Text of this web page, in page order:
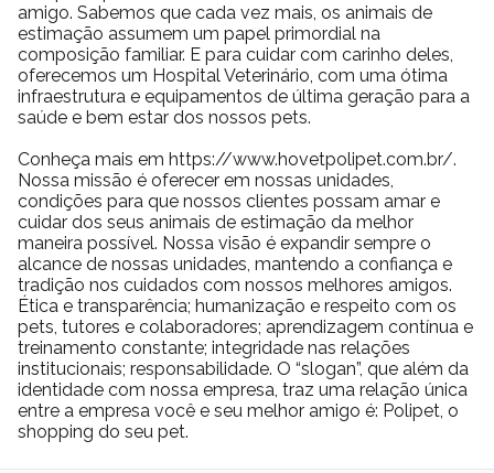
amigo. Sabemos que cada vez mais, os animais de
estimação assumem um papel primordial na
composição familiar. E para cuidar com carinho deles,
oferecemos um Hospital Veterinário, com uma ótima
infraestrutura e equipamentos de última geração para a
saúde e bem estar dos nossos pets.
Conheça mais em https://www.hovetpolipet.com.br/.
Nossa missão é oferecer em nossas unidades,
condições para que nossos clientes possam amar e
cuidar dos seus animais de estimação da melhor
maneira possível. Nossa visão é expandir sempre o
alcance de nossas unidades, mantendo a confiança e
tradição nos cuidados com nossos melhores amigos.
Ética e transparência; humanização e respeito com os
pets, tutores e colaboradores; aprendizagem contínua e
treinamento constante; integridade nas relações
institucionais; responsabilidade. O “slogan”, que além da
identidade com nossa empresa, traz uma relação única
entre a empresa você e seu melhor amigo é: Polipet, o
shopping do seu pet.